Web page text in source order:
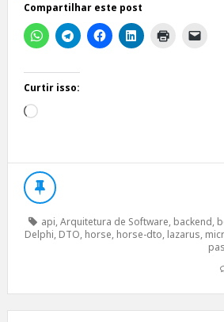
Compartilhar este post
Curtir isso:
Carregando...
api,Arquitetura de Software, backend,
Delphi, DTO, horse, horse-dto, lazarus,